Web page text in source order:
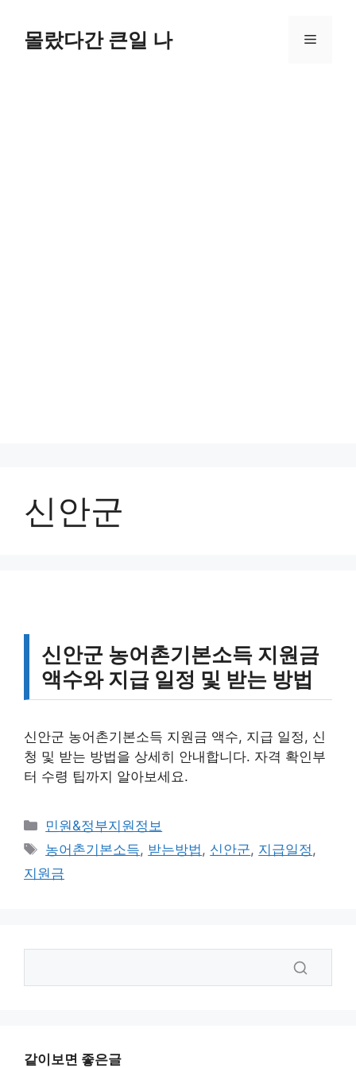
몰랐다간 큰일 나 메
신안군
신안군 농어촌기본소득 지원금
액수와 지급 일정 및 받는 방법
신안군 농어촌기본소득 지원금 액수, 지급 일정, 신
청 및 받는 방법을 상세히 안내합니다. 자격 확인부
터 수령 팁까지 알아보세요.
카
테
리
민원&정부지원정보
태
그
농어촌기본소득, 받는방법, 신안군, 지급일정,
지원금
같이보면 좋은글